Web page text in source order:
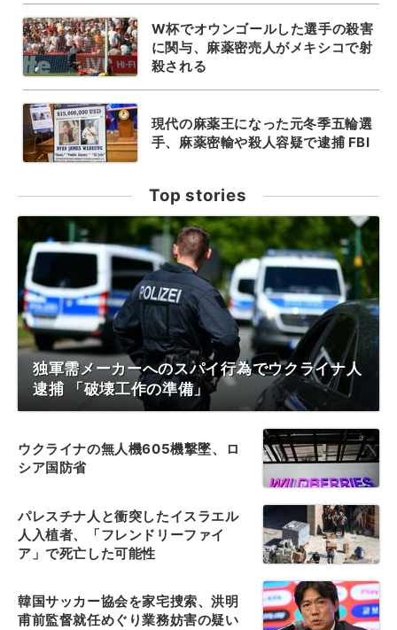
W杯でオウンゴールした選手の殺害
に関与、麻薬密売人がメキシコで射
殺される
現代の麻薬王になった元冬季五輪選
手、麻薬密輸や殺人容疑で逮捕 FBI
Top stories
独軍需メーカーへのスパイ行為でウクライナ人
逮捕 「破壊工作の準備」
ウクライナの無人機605機撃墜、ロ
シア国防省
パレスチナ人と衝突したイスラエル
人入植者、「フレンドリーファイ
ア」で死亡した可能性
韓国サッカー協会を家宅捜索、洪明
甫前監督就任めぐり業務妨害の疑い